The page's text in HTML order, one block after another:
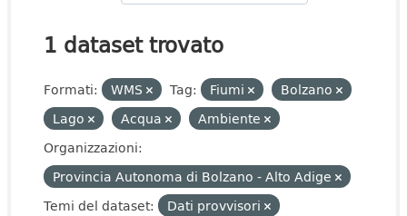
1 dataset trovato
Formati: WMS Tag: Fiumi
Bolzano
Lago
Acqua
Ambiente
Organizzazioni:
Provincia Autonoma di Bolzano - Alto Adige
Temi del dataset:
Dati provvisori